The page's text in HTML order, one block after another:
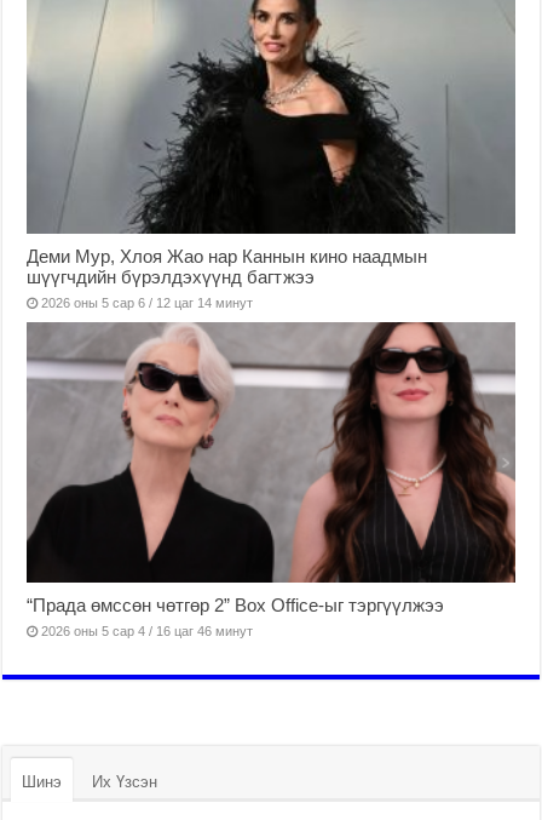
Деми Мур, Хлоя Жао нар Каннын кино наадмын
шүүгчдийн бүрэлдэхүүнд багтжээ
2026 оны 5 сар 6 / 12 цаг 14 минут
“Прада өмссөн чөтгөр 2” Box Office-ыг тэргүүлжээ
2026 оны 5 сар 4 / 16 цаг 46 минут
Шинэ Их Үзсэн